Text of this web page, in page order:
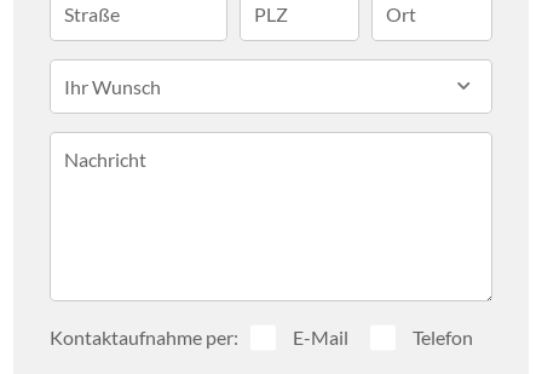
Straße PLZ Ort
Ihr Wunsch
Nachricht
Kontaktaufnahme per: E-Mail Telefon